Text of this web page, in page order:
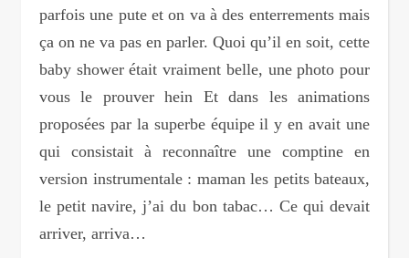
parfois une pute et on va à des enterrements mais
ça on ne va pas en parler. Quoi qu’il en soit, cette
baby shower était vraiment belle, une photo pour
vous le prouver hein Et dans les animations
proposées par la superbe équipe il y en avait une
qui consistait à reconnaître une comptine en
version instrumentale : maman les petits bateaux,
le petit navire, j’ai du bon tabac… Ce qui devait
arriver, arriva…